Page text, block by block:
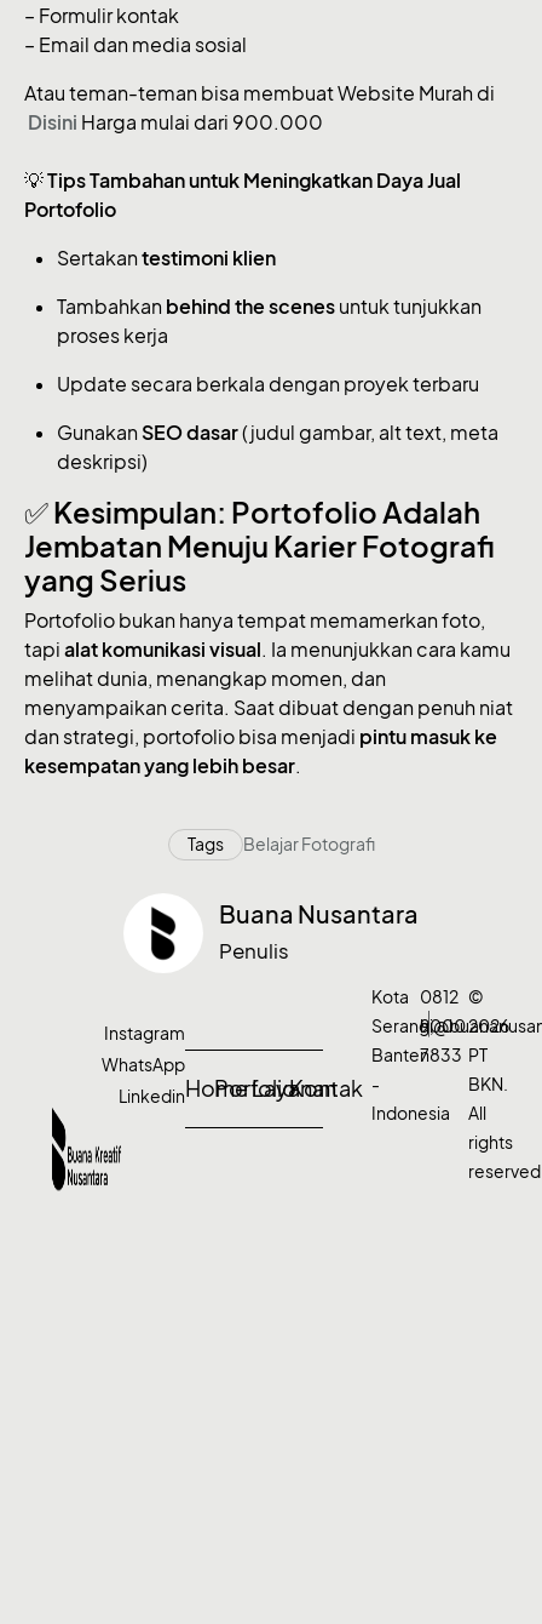
– Formulir kontak
– Email dan media sosial
Atau teman-teman bisa membuat Website Murah di
Disini Harga mulai dari 900.000
💡Tips Tambahan untuk Meningkatkan Daya Jual
Portofolio
Sertakantestimoni klien
Tambahkan behind the scenes untuk tunjukkan
proses kerja
Update secara berkala dengan proyek terbaru
Gunakan SEO dasar(judul gambar, alt text, meta
deskripsi)
✅Kesimpulan: Portofolio Adalah
Jembatan Menuju Karier Fotografi
yang Serius
Portofolio bukan hanya tempat memamerkan foto,
tapi alat komunikasi visual. Ia menunjukkan cara kamu
melihat dunia, menangkap momen, dan
menyampaikan cerita. Saat dibuat dengan penuh niat
dan strategi, portofolio bisa menjadi pintu masuk ke
kesempatan yang lebih besar.
Tags Belajar Fotografi
Buana Nusantara
Penulis
Instagram
WhatsApp
LinkedinHome
Porfolio
Layanan
Kontak
Kota
Serang,
Banten
-
Indonesia
0812
9000
7833
©
2026
PT
BKN.
All
rights